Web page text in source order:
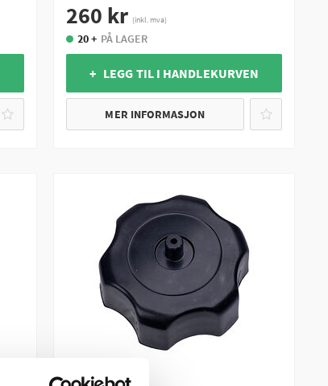
260 kr (inkl. mva)
20 + PÅ LAGER
+ LEGG TIL I HANDLEKURVEN
MER INFORMASJON
KAYO